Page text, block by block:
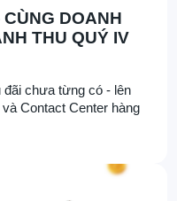
DOANH
THU QUÝ IV
chưa từng có - lên
Contact Center hàng